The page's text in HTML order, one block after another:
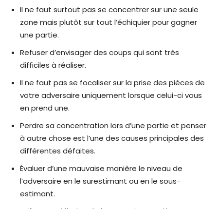
Il ne faut surtout pas se concentrer sur une seule
zone mais plutôt sur tout l’échiquier pour gagner
une partie.
Refuser d’envisager des coups qui sont très
difficiles à réaliser.
Il ne faut pas se focaliser sur la prise des pièces de
votre adversaire uniquement lorsque celui-ci vous
en prend une.
Perdre sa concentration lors d’une partie et penser
à autre chose est l’une des causes principales des
différentes défaites.
Évaluer d’une mauvaise manière le niveau de
l’adversaire en le surestimant ou en le sous-
estimant.